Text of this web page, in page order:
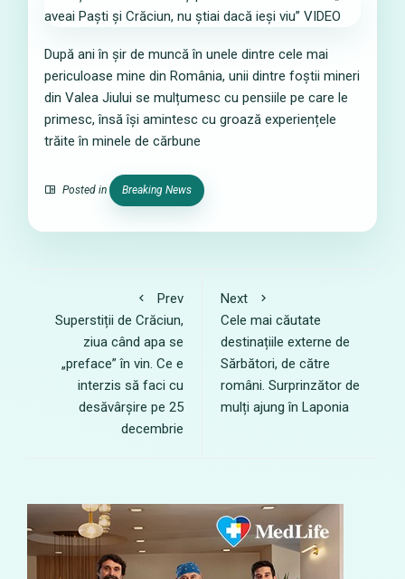
După ani în șir de muncă în unele dintre cele mai
periculoase mine din România, unii dintre foștii mineri
din Valea Jiului se mulțumesc cu pensiile pe care le
primesc, însă își amintesc cu groază experiențele
trăite în minele de cărbune
Posted in Breaking News
Prev
Superstiții de Crăciun,
ziua când apa se
„preface” în vin. Ce e
interzis să faci cu
desăvârșire pe 25
decembrie
Next
Cele mai căutate
destinațiile externe de
Sărbători, de către
români. Surprinzător de
mulți ajung în Laponia